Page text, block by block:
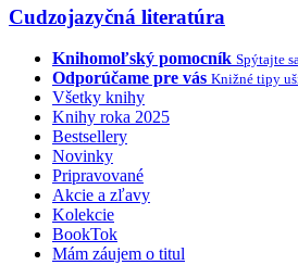
Cudzojazyčná literatúra
Knihomoľský pomocník Spýtajte
Odporúčame pre vás Knižné tipy
Všetky knihy
Knihy roka 2025
Bestsellery
Novinky
Pripravované
Akcie a zľavy
Kolekcie
BookTok
Mám záujem o titul